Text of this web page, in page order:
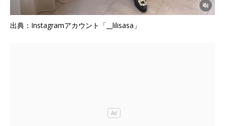
出典：Instagramアカウント「__lilisasa」